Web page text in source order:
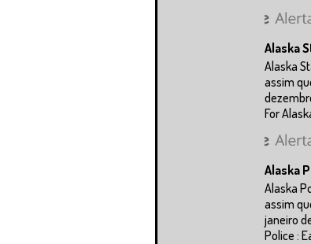
Alaska
Alaska
assim
For
Alaska
Alaska
assim
janeiro
Police :